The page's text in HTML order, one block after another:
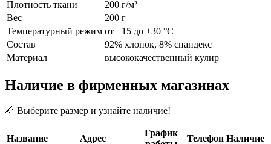
Плотность ткани
200 г/м²
Вес
200 г
Температурный режим от +15 до +30 °С
Состав
92% хлопок, 8% спандекс
Материал
высококачественный кулир
Наличие в фирменных магазинах
📏 Выберите размер и узнайте наличие!
Название Адрес
График
Телефон Наличие